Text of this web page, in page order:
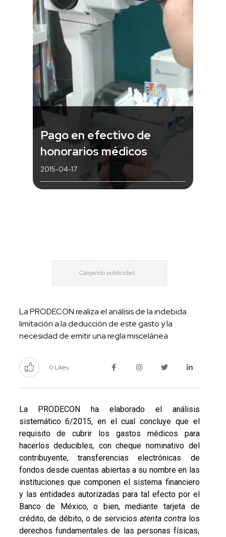
Pago en efectivo de
honorarios médicos
2015-04-17
La PRODECON realiza el análisis de la indebida
limitación a la deducción de este gasto y la
necesidad de emitir una regla miscelánea
0 Likes
La PRODECON ha elaborado el análisis
sistemático 6/2015, en el cual concluye que el
requisito de cubrir los gastos médicos para
hacerlos deducibles, con cheque nominativo del
contribuyente, transferencias electrónicas de
fondos desde cuentas abiertas a su nombre en las
instituciones que componen el sistema financiero
y las entidades autorizadas para tal efecto por el
Banco de México, o bien, mediante tarjeta de
crédito, de débito, o de servicios atenta contra los
derechos fundamentales de las personas físicas,